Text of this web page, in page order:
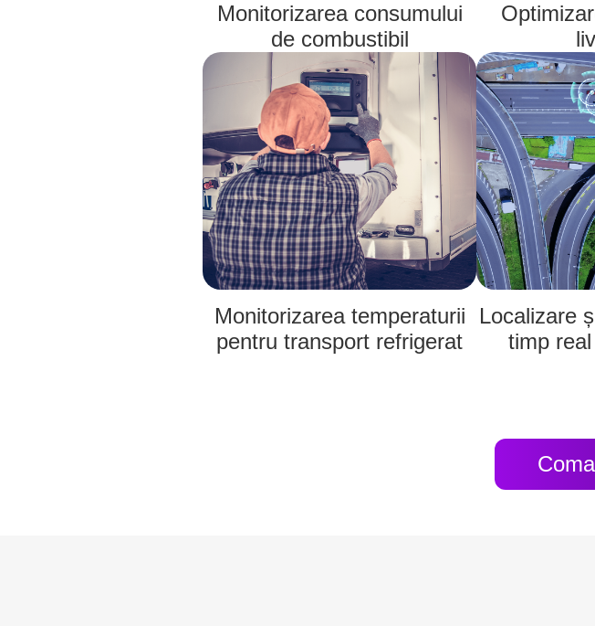
Monitorizarea consumului
de combustibil
Monitorizarea temperaturii
pentru transport refrigerat
Localizare
timp